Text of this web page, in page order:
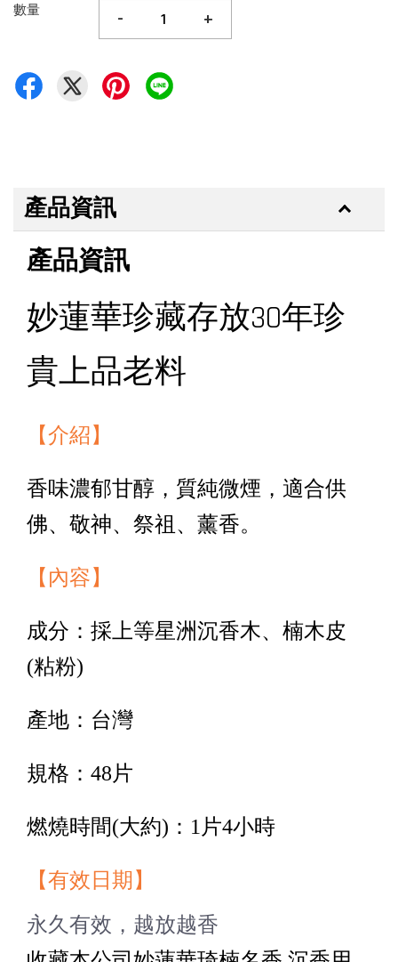
數量 - +
產品資訊
產品資訊
妙蓮華珍藏存放30年珍
貴上品老料
【介紹】
香味濃郁甘醇，質純微煙，適合供
佛、敬神、祭祖、薰香。
【內容】
成分：採上等星洲沉香木、楠木皮
(粘粉)
產地：台灣
規格：48片
燃燒時間(大約)：1片4小時
【有效日期】
永久有效，越放越香